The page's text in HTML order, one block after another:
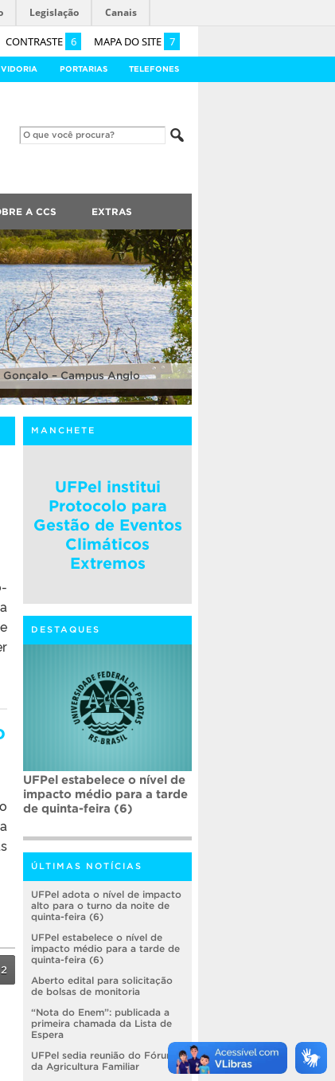
CONTRASTE 6 MAPA DO SITE 7
Legislação Canais
PORTARIAS TELEFONES
A CCS EXTRAS
– Campus Anglo
2
MANCHETE
UFPel institui
Protocolo para
Gestão de Eventos
Climáticos
Extremos
DESTAQUES
UFPel estabelece o nível de
impacto médio para a tarde
de quinta-feira (6)
ÚLTIMAS NOTÍCIAS
UFPel adota o nível de impacto
alto para o turno da noite de
quinta-feira (6)
UFPel estabelece o nível de
impacto médio para a tarde de
quinta-feira (6)
Aberto edital para solicitação
de bolsas de monitoria
“Nota do Enem”: publicada a
primeira chamada da Lista de
Espera
UFPel sedia reunião do Fórum
da Agricultura Familiar